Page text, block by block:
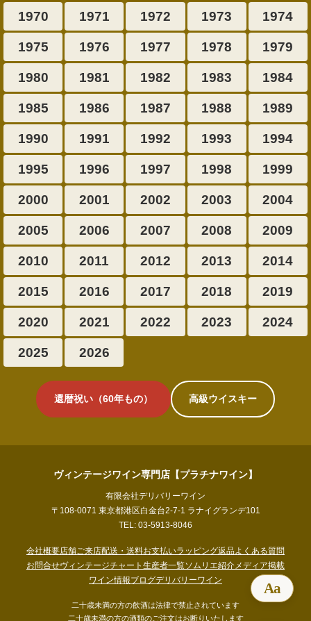
1970 1971 1972 1973 1974
1975 1976 1977 1978 1979
1980 1981 1982 1983 1984
1985 1986 1987 1988 1989
1990 1991 1992 1993 1994
1995 1996 1997 1998 1999
2000 2001 2002 2003 2004
2005 2006 2007 2008 2009
2010 2011 2012 2013 2014
2015 2016 2017 2018 2019
2020 2021 2022 2023 2024
2025 2026
還暦祝い（60年もの） 高級ウイスキー
ヴィンテージワイン専門店【プラチナワイン】
有限会社デリバリーワイン
〒108-0071 東京都港区白金台2-7-1 ラナイグランデ101
TEL: 03-5913-8046
会社概要店舗ご来店配送・送料お支払いラッピング返品よくある質問
お問合せヴィンテージチャート 生産者一覧ソムリエ紹介メディア掲載
ワイン情報ブログデリバリーワイン
二十歳未満の方の飲酒は法律で禁止されています
二十歳未満の方の酒類のご注文はお断りいたします
Aa